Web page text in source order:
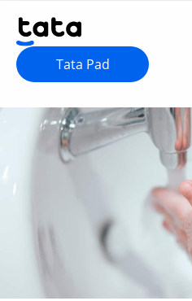
Tata Pad